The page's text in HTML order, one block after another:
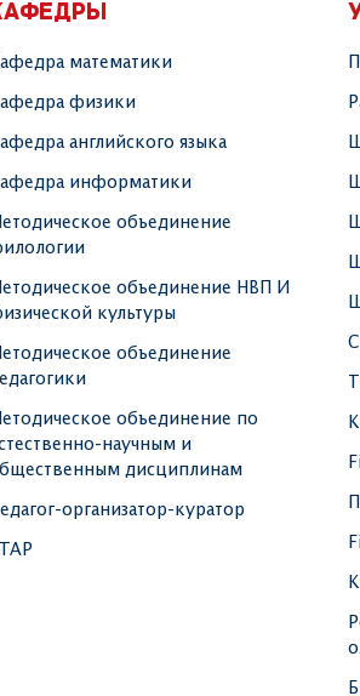
математики
физики
английского языка
информатики
объединение
объединение НВП И
культуры
объединение
объединение по
научным и
дисциплинам
организатор-куратор